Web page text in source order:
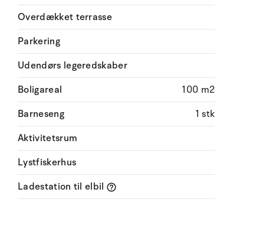
Overdækket terrasse
Parkering
Udendørs legeredskaber
Boligareal
100 m2
Barneseng
1 stk
Aktivitetsrum
Lystfiskerhus
Ladestation til elbil